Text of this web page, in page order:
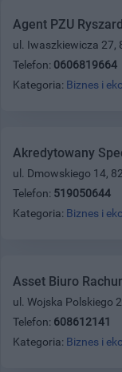
Agent PZU
ul. Iwaszkiewicza 27,
Telefon: 0606819664
Kategoria: Biznes i
Akredytowany
ul. Dmowskiego 14,
Telefon: 519050644
Kategoria: Biznes i
Asset Biuro
ul. Wojska Polskiego
Telefon: 608612141
Kategoria: Biznes i